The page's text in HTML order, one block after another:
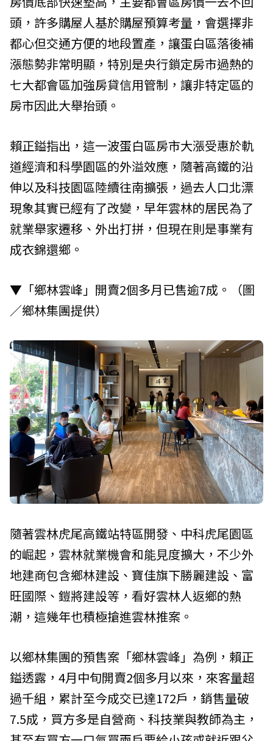
頭，許多購屋人基於購屋預算考量，會選擇非
都心但交通方便的地段置產，讓蛋白區落後補
漲態勢非常明顯，特別是央行鎖定房市過熱的
七大都會區加強房貸信用管制，讓非特定區的
房市因此大舉抬頭。
賴正鎰指出，這一波蛋白區房市大漲受惠於軌
道經濟和科學園區的外溢效應，隨著高鐵的沿
伸以及科技園區陸續往南擴張，過去人口北漂
現象其實已經有了改變，早年雲林的居民為了
就業舉家遷移、外出打拼，但現在則是事業有
成衣錦還鄉。
▼「鄉林雲峰」開賣2個多月已售逾7成。（圖
／鄉林集團提供）
隨著雲林虎尾高鐵站特區開發、中科虎尾園區
的崛起，雲林就業機會和能見度擴大，不少外
地建商包含鄉林建設、寶佳旗下勝麗建設、富
旺國際、鎧將建設等，看好雲林人返鄉的熱
潮，這幾年也積極搶進雲林推案。
以鄉林集團的預售案「鄉林雲峰」為例，賴正
鎰透露，4月中旬開賣2個多月以來，來客量超
過千組，累計至今成交已達172戶，銷售量破
7.5成，買方多是自營商、科技業與教師為主，